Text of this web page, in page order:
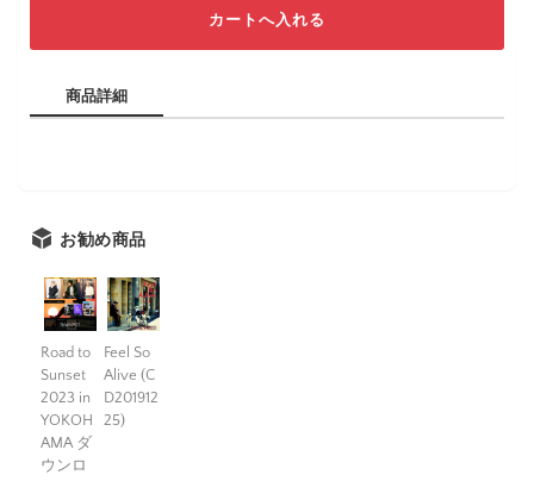
商品詳細
お勧め商品
Road to
Sunset
2023 in
YOKOH
AMA ダ
ウンロ
Feel So
Alive (C
D201912
25)